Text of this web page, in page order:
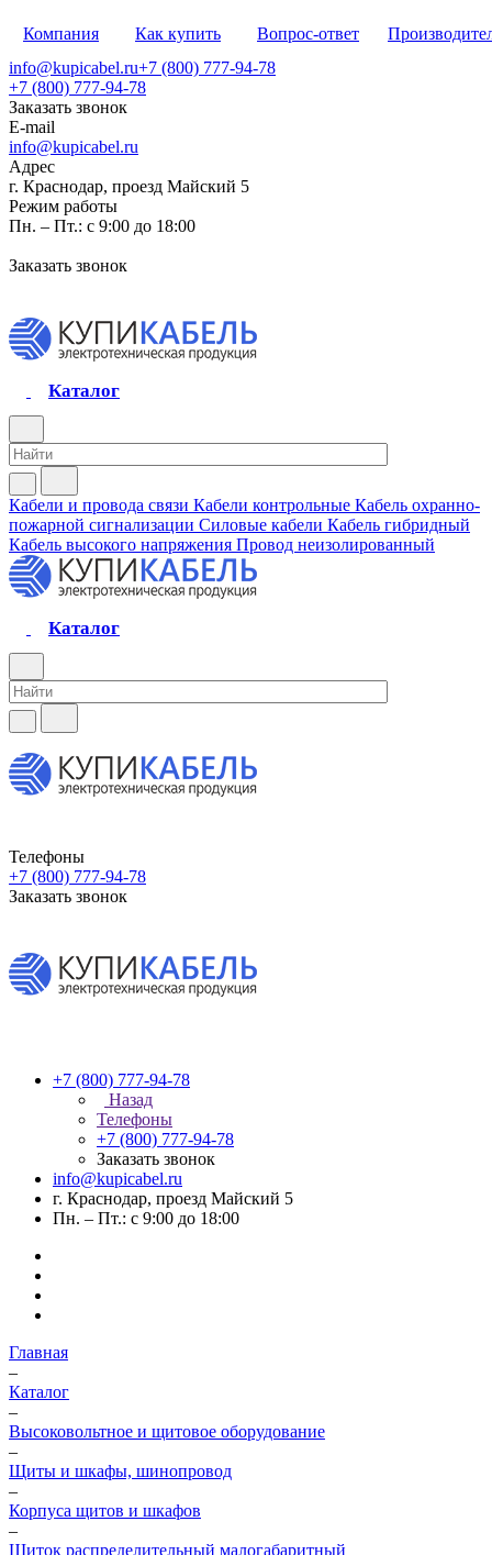
Компания Как купить Вопрос-ответ
info@kupicabel.ru+7 (800) 777-94-78
+7 (800) 777-94-78
Заказать звонок
E-mail
info@kupicabel.ru
Адрес
г. Краснодар, проезд Майский 5
Режим работы
Пн. – Пт.: с 9:00 до 18:00
Заказать звонок
Каталог
Кабели и провода связи Кабели контрольные Кабель охранно-
пожарной сигнализации Силовые кабели Кабель гибридный
Кабель высокого напряжения Провод неизолированный
Каталог
Телефоны
+7 (800) 777-94-78
Заказать звонок
+7 (800) 777-94-78
Назад
Телефоны
+7 (800) 777-94-78
Заказать звонок
info@kupicabel.ru
г. Краснодар, проезд Майский 5
Пн. – Пт.: с 9:00 до 18:00
Главная
–
Каталог
–
Высоковольтное и щитовое оборудование
–
Щиты и шкафы, шинопровод
–
Корпуса щитов и шкафов
–
Щиток распределительный малогабаритный